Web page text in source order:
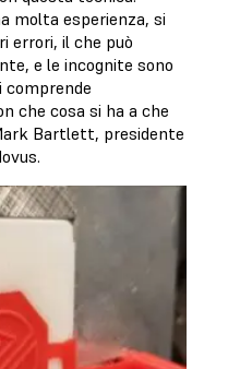
molta esperienza, si
errori, il che può
e le incognite sono
comprende
che cosa si ha a che
Bartlett, presidente